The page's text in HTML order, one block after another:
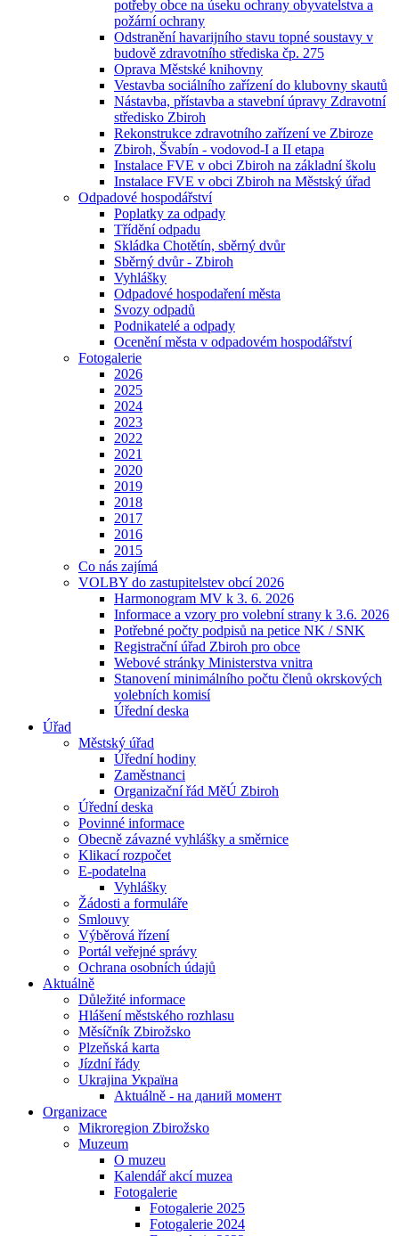
potřeby obce na úseku ochrany obyvatelstva a
požární ochrany
Odstranění havarijního stavu topné soustavy v
budově zdravotního střediska čp. 275
Oprava Městské knihovny
Vestavba sociálního zařízení do klubovny skautů
Nástavba, přístavba a stavební úpravy Zdravotní
středisko Zbiroh
Rekonstrukce zdravotního zařízení ve Zbiroze
Zbiroh, Švabín - vodovod-I a II etapa
Instalace FVE v obci Zbiroh na základní školu
Instalace FVE v obci Zbiroh na Městský úřad
Odpadové hospodářství
Poplatky za odpady
Třídění odpadu
Skládka Chotětín, sběrný dvůr
Sběrný dvůr - Zbiroh
Vyhlášky
Odpadové hospodaření města
Svozy odpadů
Podnikatelé a odpady
Ocenění města v odpadovém hospodářství
Fotogalerie
2026
2025
2024
2023
2022
2021
2020
2019
2018
2017
2016
2015
Co nás zajímá
VOLBY do zastupitelstev obcí 2026
Harmonogram MV k 3. 6. 2026
Informace a vzory pro volební strany k 3.6. 2026
Potřebné počty podpisů na petice NK / SNK
Registrační úřad Zbiroh pro obce
Webové stránky Ministerstva vnitra
Stanovení minimálního počtu členů okrskových
volebních komisí
Úřední deska
Úřad
Městský úřad
Úřední hodiny
Zaměstnanci
Organizační řád MěÚ Zbiroh
Úřední deska
Povinné informace
Obecně závazné vyhlášky a směrnice
Klikací rozpočet
E-podatelna
Vyhlášky
Žádosti a formuláře
Smlouvy
Výběrová řízení
Portál veřejné správy
Ochrana osobních údajů
Aktuálně
Důležité informace
Hlášení městského rozhlasu
Měsíčník Zbirožsko
Plzeňská karta
Jízdní řády
Ukrajina Україна
Aktuálně - на даний момент
Organizace
Mikroregion Zbirožsko
Muzeum
O muzeu
Kalendář akcí muzea
Fotogalerie
Fotogalerie 2025
Fotogalerie 2024